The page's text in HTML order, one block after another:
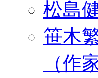
松島
笹木
（作